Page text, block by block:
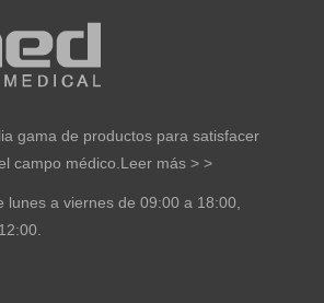
gama de productos para satisfacer
campo médico. Leer más > >
lunes a viernes de 09:00 a 18:00,